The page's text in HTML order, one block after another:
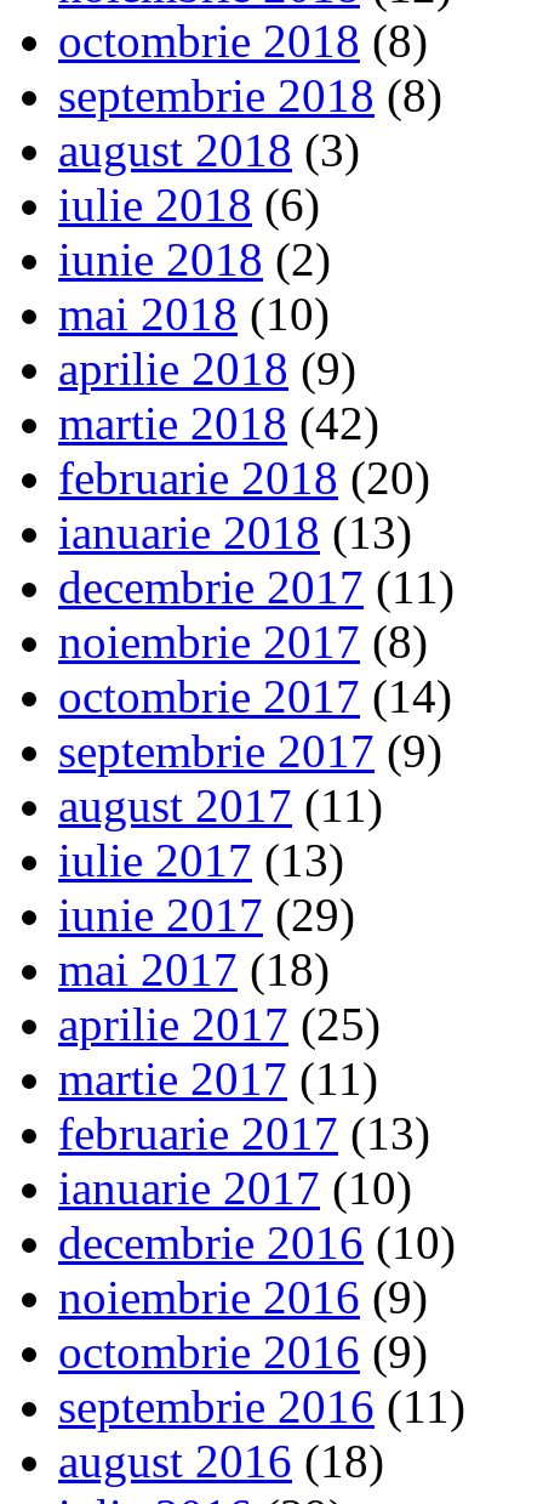
octombrie 2018 (8)
septembrie 2018 (8)
august 2018 (3)
iulie 2018 (6)
iunie 2018 (2)
mai 2018 (10)
aprilie 2018 (9)
martie 2018 (42)
februarie 2018 (20)
ianuarie 2018 (13)
decembrie 2017 (11)
noiembrie 2017 (8)
octombrie 2017 (14)
septembrie 2017 (9)
august 2017 (11)
iulie 2017 (13)
iunie 2017 (29)
mai 2017 (18)
aprilie 2017 (25)
martie 2017 (11)
februarie 2017 (13)
ianuarie 2017 (10)
decembrie 2016 (10)
noiembrie 2016 (9)
octombrie 2016 (9)
septembrie 2016 (11)
august 2016 (18)